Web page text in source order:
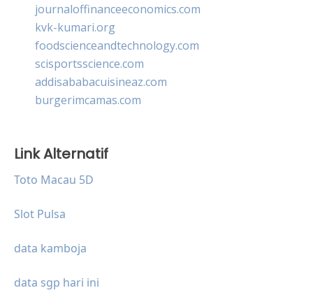
journaloffinanceeconomics.com
kvk-kumari.org
foodscienceandtechnology.com
scisportsscience.com
addisababacuisineaz.com
burgerimcamas.com
Link Alternatif
Toto Macau 5D
Slot Pulsa
data kamboja
data sgp hari ini